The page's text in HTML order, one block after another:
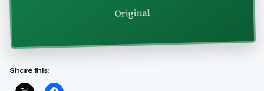
Original
Share this: